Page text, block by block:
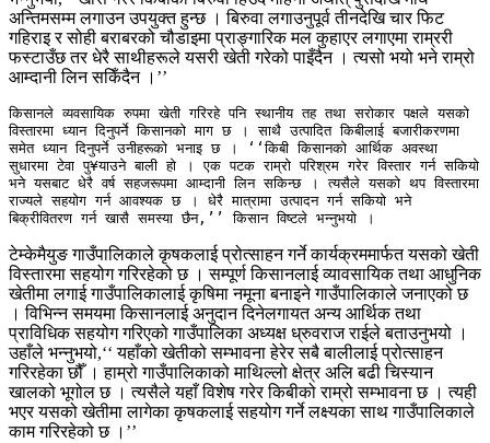
अन्तिमसम्म लगाउन उपयुक्त हुन्छ । बिरुवा लगाउनुपूर्व तीनदेखि चार फिट
गहिराइ र सोही बराबरको चौडाइमा प्राङ्गारिक मल कुहाएर लगाएमा राम्ररी
फस्टाउँछ तर धेरै साथीहरूले यसरी खेती गरेको पाइँदैन । त्यसो भयो भने राम्रो
आम्दानी लिन सकिँदैन ।’’
किसानले व्यवसायिक रुपमा खेती गरिरहे पनि स्थानीय तह तथा सरोकार पक्षले यसको
विस्तारमा ध्यान दिनुपर्ने किसानको माग छ । साथै उत्पादित किबीलाई बजारीकरणमा
समेत ध्यान दिनुपर्ने उनीहरूको भनाइ छ । ‘‘किबी किसानको आर्थिक अवस्था
सुधारमा टेवा पु¥याउने बाली हो । एक पटक राम्रो परिश्रम गरेर विस्तार गर्न सकियो
भने यसबाट धेरै वर्ष सहजरूपमा आम्दानी लिन सकिन्छ । त्यसैले यसको थप विस्तारमा
राज्यले सहयोग गर्न आवश्यक छ । धेरै मात्रामा उत्पादन गर्न सकियो भने
बिक्रीवितरण गर्न खासै समस्या छैन,’’ किसान विष्टले भन्नुभयो ।
टेम्केमैयुङ गाउँपालिकाले कृषकलाई प्रोत्साहन गर्ने कार्यक्रममार्फत यसको खेती
विस्तारमा सहयोग गरिरहेको छ । सम्पूर्ण किसानलाई व्यावसायिक तथा आधुनिक
खेतीमा लगाई गाउँपालिकालाई कृषिमा नमूना बनाइने गाउँपालिकाले जनाएको छ
। विभिन्न समयमा किसानलाई अनुदान दिनेलगायत अन्य आर्थिक तथा
प्राविधिक सहयोग गरिएको गाउँपालिका अध्यक्ष ध्रुवराज राईले बताउनुभयो ।
उहाँले भन्नुभयो,‘‘ यहाँको खेतीको सम्भावना हेरेर सबै बालीलाई प्रोत्साहन
गरिरहेका छौँ । हाम्रो गाउँपालिकाको माथिल्लो क्षेत्र अलि बढी चिस्यान
खालको भूगोल छ । त्यसैले यहाँ विशेष गरेर किबीको राम्रो सम्भावना छ । त्यही
भएर यसको खेतीमा लागेका कृषकलाई सहयोग गर्ने लक्ष्यका साथ गाउँपालिकाले
काम गरिरहेको छ ।’’